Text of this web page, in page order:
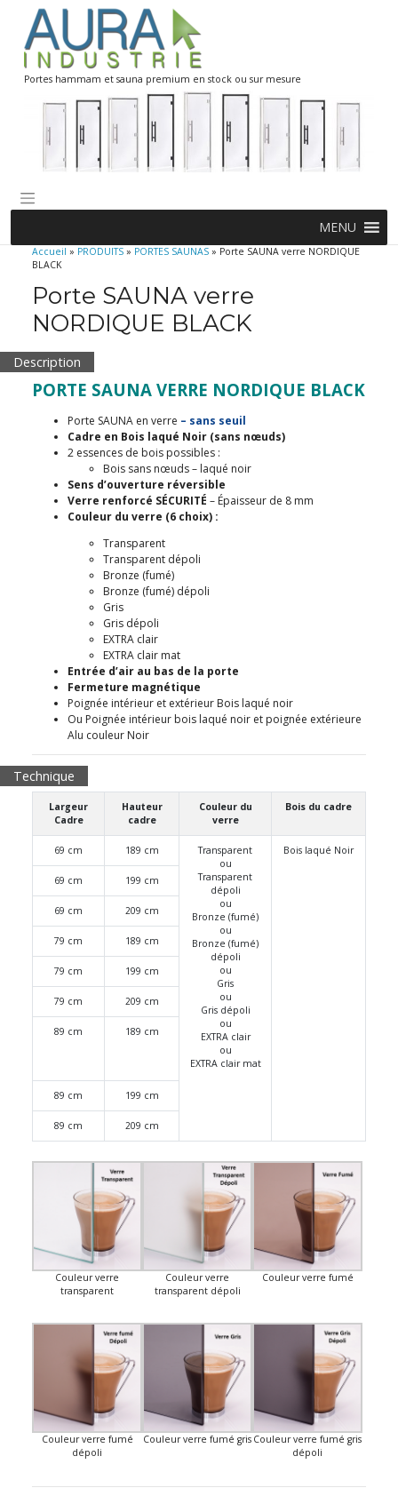
content
Portes hammam et sauna premium en stock ou sur mesure
MENU
Accueil » PRODUITS » PORTES SAUNAS » Porte SAUNA verre NORDIQUE
BLACK
Porte SAUNA verre
NORDIQUE BLACK
Description
PORTE SAUNA VERRE NORDIQUE BLACK
Porte SAUNA en verre – sans seuil
Cadre en Bois laqué Noir (sans nœuds)
2 essences de bois possibles :
Bois sans nœuds – laqué noir
Sens d’ouverture réversible
Verre renforcé SÉCURITÉ – Épaisseur de 8 mm
Couleur du verre (6 choix) :
Transparent
Transparent dépoli
Bronze (fumé)
Bronze (fumé) dépoli
Gris
Gris dépoli
EXTRA clair
EXTRA clair mat
Entrée d’air au bas de la porte
Fermeture magnétique
Poignée intérieur et extérieur Bois laqué noir
Ou Poignée intérieur bois laqué noir et poignée extérieure
Alu couleur Noir
Technique
Largeur
Cadre
Hauteur
cadre
Couleur du
verre
Bois du cadre
69 cm 189 cm
Transparent
ou
Transparent
dépoli
ou
Bronze (fumé)
ou
Bronze (fumé)
dépoli
ou
Gris
ou
Gris dépoli
ou
EXTRA clair
ou
EXTRA clair mat
Bois laqué Noir
69 cm 199 cm
69 cm 209 cm
79 cm 189 cm
79 cm 199 cm
79 cm 209 cm
89 cm 189 cm
89 cm 199 cm
89 cm 209 cm
Couleur verre
transparent
Couleur verre
transparent dépoli
Couleur verre fumé
Couleur verre fumé
dépoli
Couleur verre fumé gris Couleur verre fumé gris
dépoli